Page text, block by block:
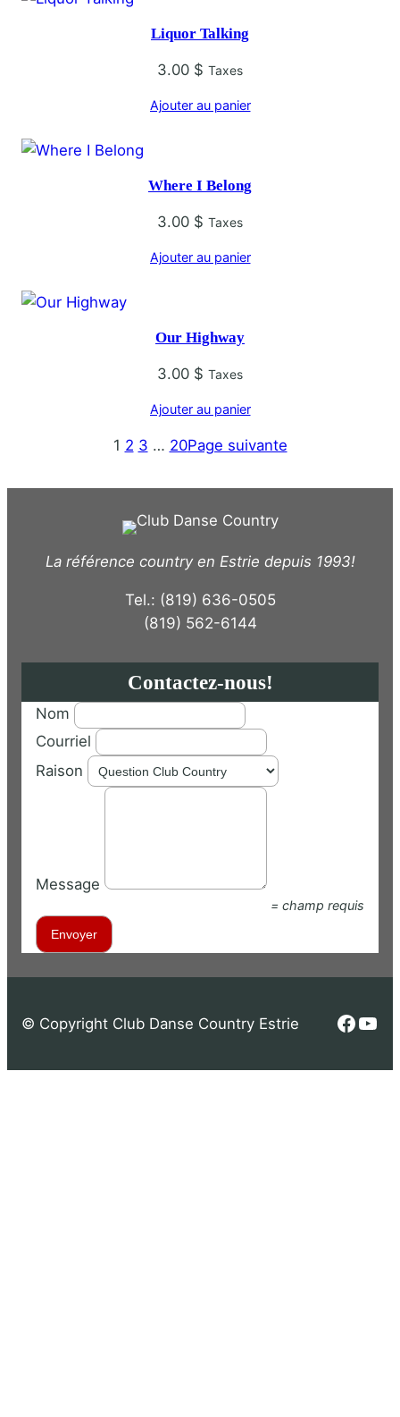
Liquor Talking
3.00 $ Taxes
Ajouter au panier
Where I Belong
3.00 $ Taxes
Ajouter au panier
Our Highway
3.00 $ Taxes
Ajouter au panier
1 2 3 … 20Page suivante
La référence country en Estrie depuis 1993!
Tel.: (819) 636-0505
(819) 562-6144
Contactez-nous!
Nom
Courriel
Raison
Message
= champ requis
© Copyright Club Danse Country Estrie